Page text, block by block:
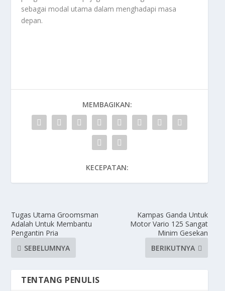
sebagai modal utama dalam menghadapi masa
depan.
MEMBAGIKAN:
KECEPATAN:
Tugas Utama Groomsman
Adalah Untuk Membantu
Pengantin Pria
SEBELUMNYA
Kampas Ganda Untuk
Motor Vario 125 Sangat
Minim Gesekan
BERIKUTNYA
TENTANG PENULIS